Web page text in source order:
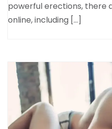
powerful erections, there
online, including […]